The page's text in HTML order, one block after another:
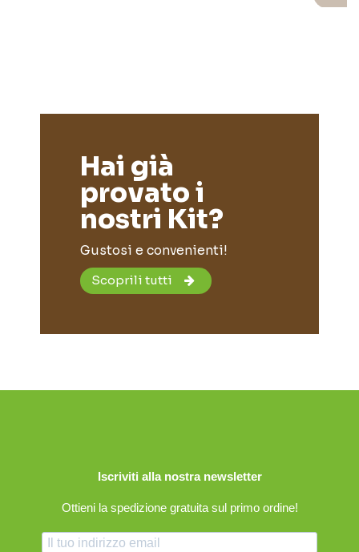
Hai già
provato i
nostri Kit?
Gustosi e convenienti!
Scoprili tutti
Iscriviti alla nostra newsletter
Ottieni la spedizione gratuita sul primo ordine!